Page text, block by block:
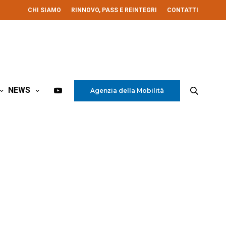
CHI SIAMO RINNOVO, PASS E REINTEGRI CONTATTI
NEWS Agenzia della Mobilità